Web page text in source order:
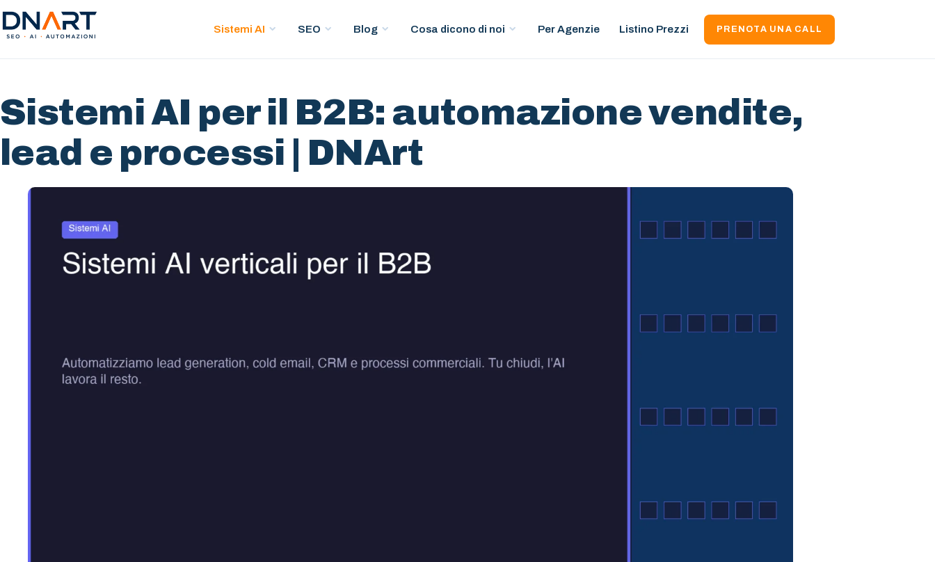
DNArt Sistemi AI SEO Blog Cosa dicono di noi Per Agenzie Listino Prezzi PRENOTA UNA CALL
Sistemi AI per il B2B: automazione vendite,
lead e processi | DNArt